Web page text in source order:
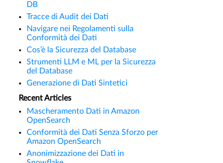
DB
Tracce di Audit dei Dati
Navigare nei Regolamenti sulla
Conformità dei Dati
Cos’è la Sicurezza del Database
Strumenti LLM e ML per la Sicurezza
del Database
Generazione di Dati Sintetici
Recent Articles
Mascheramento Dati in Amazon
OpenSearch
Conformità dei Dati Senza Sforzo per
Amazon OpenSearch
Anonimizzazione dei Dati in